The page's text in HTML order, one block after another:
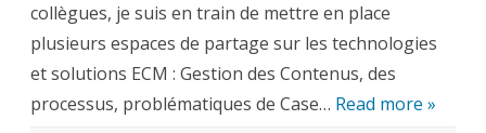
collègues, je suis en train de mettre en place
plusieurs espaces de partage sur les technologies
et solutions ECM : Gestion des Contenus, des
processus, problématiques de Case… Read more »